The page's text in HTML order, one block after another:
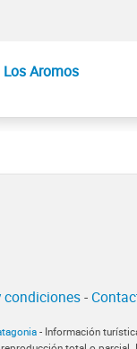
Los Aromos
condiciones-
- Información